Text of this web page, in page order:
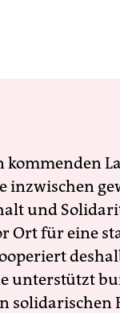
kommenden
inzwischen
und
Ort für eine
unterstützt
solidarischen